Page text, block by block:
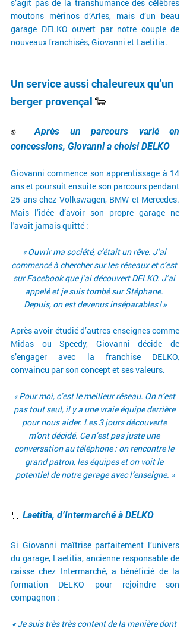
s’agit pas de la transhumance des célèbres
moutons mérinos d’Arles, mais d’un beau
garage DELKO ouvert par notre couple de
nouveaux franchisés, Giovanni et Laetitia.
Un service aussi chaleureux qu’un
berger provençal 🐑
✊ Après un parcours varié en
concessions, Giovanni a choisi DELKO
Giovanni commence son apprentissage à 14
ans et poursuit ensuite son parcours pendant
25 ans chez Volkswagen, BMW et Mercedes.
Mais l’idée d’avoir son propre garage ne
l'avait jamais quitté :
« Ouvrir ma société, c’était un rêve. J’ai
commencé à chercher sur les réseaux et c’est
sur Facebook que j’ai découvert DELKO. J’ai
appelé et je suis tombé sur Stéphane.
Depuis, on est devenus inséparables ! »
Après avoir étudié d’autres enseignes comme
Midas ou Speedy, Giovanni décide de
s’engager avec la franchise DELKO,
convaincu par son concept et ses valeurs.
« Pour moi, c’est le meilleur réseau. On n’est
pas tout seul, il y a une vraie équipe derrière
pour nous aider. Les 3 jours découverte
m’ont décidé. Ce n’est pas juste une
conversation au téléphone : on rencontre le
grand patron, les équipes et on voit le
potentiel de notre garage avec l’enseigne. »
🛒 Laetitia, d’Intermarché à DELKO
Si Giovanni maîtrise parfaitement l’univers
du garage, Laetitia, ancienne responsable de
caisse chez Intermarché, a bénéficié de la
formation DELKO pour rejoindre son
compagnon :
« Je suis très très content de la manière dont